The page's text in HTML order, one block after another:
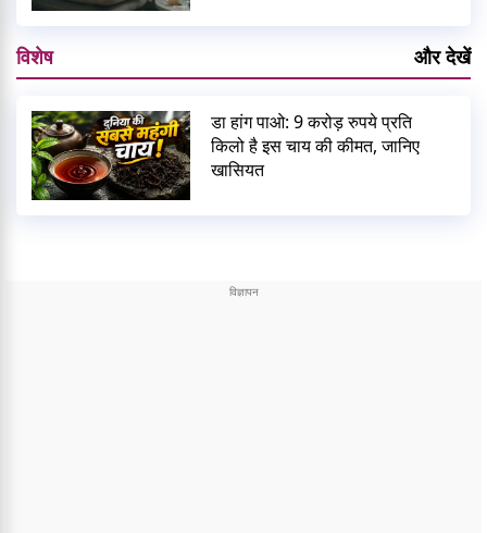
विशेष और देखें
डा हांग पाओ: 9 करोड़ रुपये प्रति
किलो है इस चाय की कीमत, जानिए
खासियत